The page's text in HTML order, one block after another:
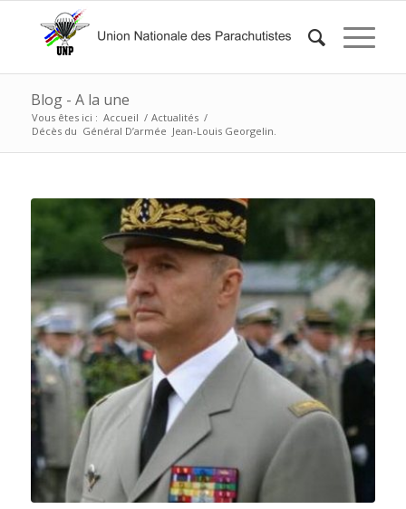
Blog - A la une
Vous êtes ici : Accueil / Actualités /
Décès du Général D’armée Jean-Louis Georgelin.